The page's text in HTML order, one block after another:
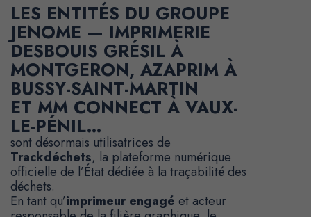
LES ENTITÉS DU GROUPE
JENOME — IMPRIMERIE
DESBOUIS GRÉSIL À
MONTGERON, AZAPRIM À
BUSSY-SAINT-MARTIN
ET MM CONNECT À VAUX-
LE-PÉNIL…
sont désormais utilisatrices de
Trackdéchets, la plateforme numérique
officielle de l’État dédiée à la traçabilité des
déchets.
En tant qu’imprimeur engagé et acteur